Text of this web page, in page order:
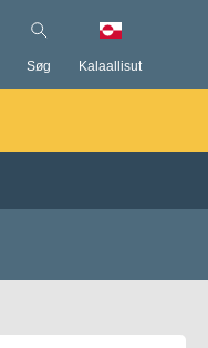
Søg Kalaallisut